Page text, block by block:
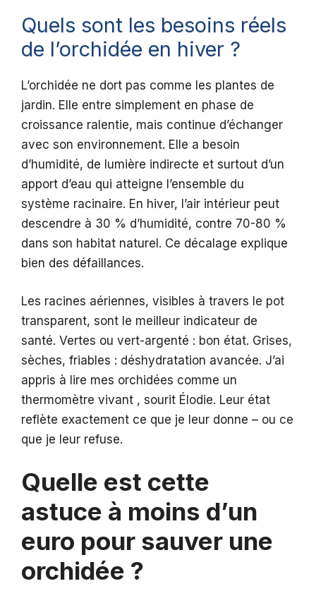
Quels sont les besoins réels
de l’orchidée en hiver ?
L’orchidée ne dort pas comme les plantes de
jardin. Elle entre simplement en phase de
croissance ralentie, mais continue d’échanger
avec son environnement. Elle a besoin
d’humidité, de lumière indirecte et surtout d’un
apport d’eau qui atteigne l’ensemble du
système racinaire. En hiver, l’air intérieur peut
descendre à 30 % d’humidité, contre 70-80 %
dans son habitat naturel. Ce décalage explique
bien des défaillances.
Les racines aériennes, visibles à travers le pot
transparent, sont le meilleur indicateur de
santé. Vertes ou vert-argenté : bon état. Grises,
sèches, friables : déshydratation avancée. J’ai
appris à lire mes orchidées comme un
thermomètre vivant , sourit Élodie. Leur état
reflète exactement ce que je leur donne – ou ce
que je leur refuse.
Quelle est cette
astuce à moins d’un
euro pour sauver une
orchidée ?